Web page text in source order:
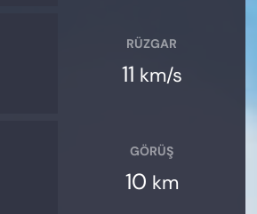
RÜZGAR
11 km/s
GÖRÜŞ
10 km